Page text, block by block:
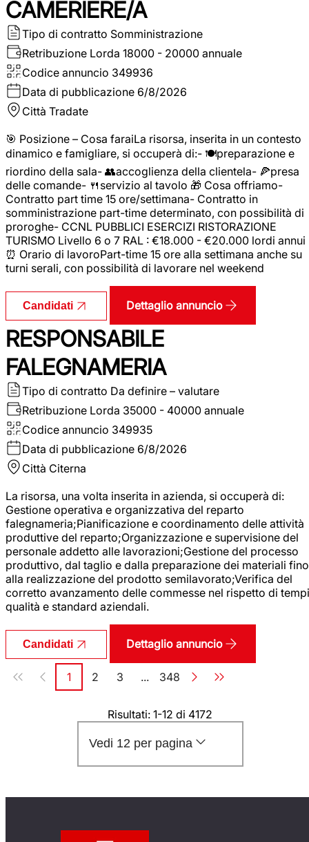
CAMERIERE/A
Tipo di contratto Somministrazione
Retribuzione Lorda 18000 - 20000 annuale
Codice annuncio 349936
Data di pubblicazione 6/8/2026
Città Tradate
🎯 Posizione – Cosa faraiLa risorsa, inserita in un contesto
dinamico e famigliare, si occuperà di:- 🍽️preparazione e
riordino della sala- 👥accoglienza della clientela- 🍕presa
delle comande- 🍴servizio al tavolo 🎁 Cosa offriamo-
Contratto part time 15 ore/settimana- Contratto in
somministrazione part-time determinato, con possibilità di
proroghe- CCNL PUBBLICI ESERCIZI RISTORAZIONE
TURISMO Livello 6 o 7 RAL : €18.000 - €20.000 lordi annui
⏰ Orario di lavoroPart-time 15 ore alla settimana anche su
turni serali, con possibilità di lavorare nel weekend
Candidati Dettaglio annuncio
RESPONSABILE
FALEGNAMERIA
Tipo di contratto Da definire – valutare
Retribuzione Lorda 35000 - 40000 annuale
Codice annuncio 349935
Data di pubblicazione 6/8/2026
Città Citerna
La risorsa, una volta inserita in azienda, si occuperà di:
Gestione operativa e organizzativa del reparto
falegnameria;Pianificazione e coordinamento delle attività
produttive del reparto;Organizzazione e supervisione del
personale addetto alle lavorazioni;Gestione del processo
produttivo, dal taglio e dalla preparazione dei materiali fino
alla realizzazione del prodotto semilavorato;Verifica del
corretto avanzamento delle commesse nel rispetto di
qualità e standard aziendali.
Candidati Dettaglio annuncio
Paginazione
Pagina
1 Pagina
2 Pagina
3 ... Pagina
348
Risultati: 1-12 di 4172
Vedi 12 per pagina